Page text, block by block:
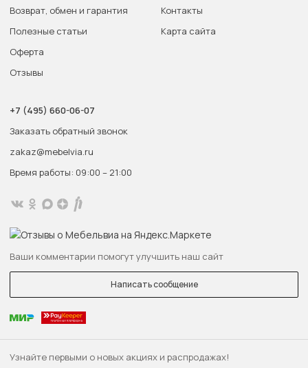
Узнайте первыми о новых акциях и распродажах!
Возврат, обмен и гарантия
Полезные статьи
Оферта
Отзывы
Контакты
Карта сайта
+7 (495) 660-06-07
Заказать обратный звонок
zakaz@mebelvia.ru
Время работы: 09:00 – 21:00
Ваши комментарии помогут улучшить наш сайт
Написать сообщение